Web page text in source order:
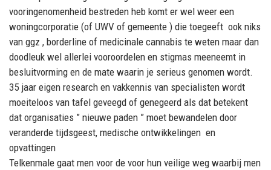
vooringenomenheid bestreden heb komt er wel weer een
woningcorporatie (of UWV of gemeente ) die toegeeft ook niks
van ggz , borderline of medicinale cannabis te weten maar dan
doodleuk wel allerlei vooroordelen en stigmas meeneemt in
besluitvorming en de mate waarin je serieus genomen wordt.
35 jaar eigen research en vakkennis van specialisten wordt
moeiteloos van tafel geveegd of genegeerd als dat betekent
dat organisaties ” nieuwe paden ” moet bewandelen door
veranderde tijdsgeest, medische ontwikkelingen en
opvattingen
Telkenmale gaat men voor de voor hun veilige weg waarbij men